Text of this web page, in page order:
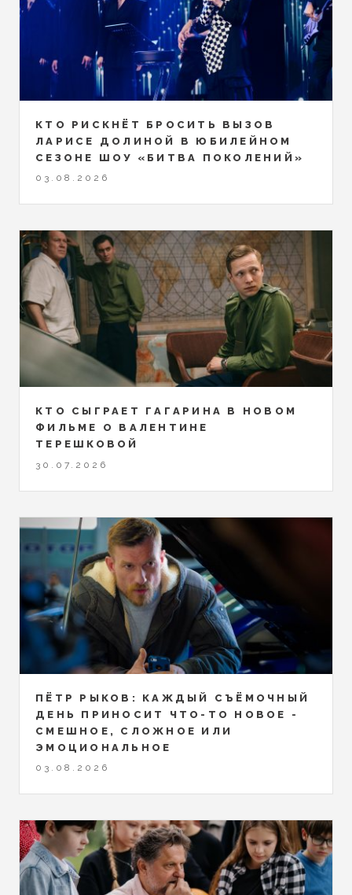
КТО РИСКНЁТ БРОСИТЬ ВЫЗОВ
ЛАРИСЕ ДОЛИНОЙ В ЮБИЛЕЙНОМ
СЕЗОНЕ ШОУ «БИТВА ПОКОЛЕНИЙ»
03.08.2026
КТО СЫГРАЕТ ГАГАРИНА В НОВОМ
ФИЛЬМЕ О ВАЛЕНТИНЕ
ТЕРЕШКОВОЙ
30.07.2026
ПЁТР РЫКОВ: КАЖДЫЙ СЪЁМОЧНЫЙ
ДЕНЬ ПРИНОСИТ ЧТО-ТО НОВОЕ -
СМЕШНОЕ, СЛОЖНОЕ ИЛИ
ЭМОЦИОНАЛЬНОЕ
03.08.2026